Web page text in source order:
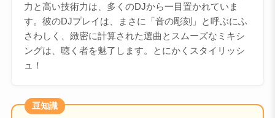
力と高い技術力は、多くのDJから一目置かれていま
す。彼のDJプレイは、まさに「音の彫刻」と呼ぶにふ
さわしく、緻密に計算された選曲とスムーズなミキシ
ングは、聴く者を魅了します。とにかくスタイリッシ
ュ！
豆知識